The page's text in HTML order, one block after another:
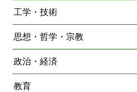
工学・技術
思想・哲学・宗教
政治・経済
教育